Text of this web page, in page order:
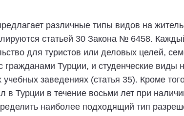
различные типы видов на
статьей 30 Закона № 6458.
для туристов или деловых целей,
гражданами Турции, и студенческие
учебных заведениях (статья 35). Кроме
в Турции в течение восьми лет при
наиболее подходящий тип